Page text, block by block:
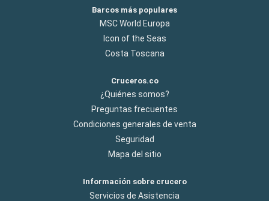
Barcos más populares
MSC World Europa
Icon of the Seas
Costa Toscana
Cruceros.co
¿Quiénes somos?
Preguntas frecuentes
Condiciones generales de venta
Seguridad
Mapa del sitio
Información sobre crucero
Servicios de Asistencia